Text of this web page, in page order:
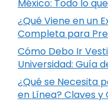
México: Todo lo
¿Qué Viene en un
Completa para
Cómo Debo Ir
Universidad: Guía
¿Qué se Necesita
en Línea? Claves